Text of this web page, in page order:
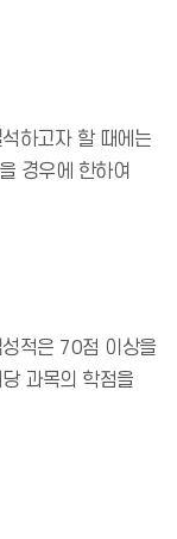
하고자 할 때에는
경우에 한하여
적은 70점 이상을
과목의 학점을